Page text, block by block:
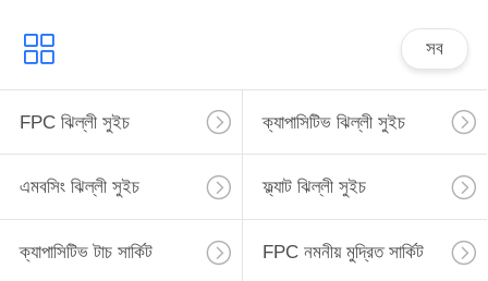
সব
FPC ঝিল্লী সুইচ ক্যাপাসিটিভ ঝিল্লী সুইচ
এমবসিং ঝিল্লী সুইচ ফ্ল্যাট ঝিল্লী সুইচ
ক্যাপাসিটিভ টাচ সার্কিট FPC নমনীয় মুদ্রিত সার্কিট